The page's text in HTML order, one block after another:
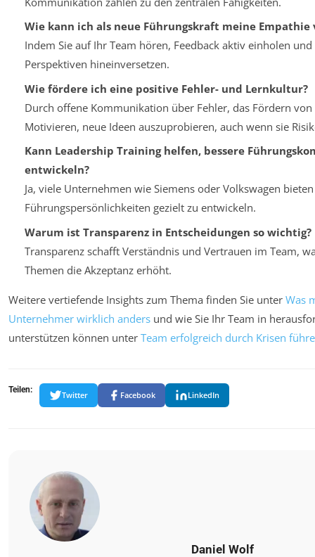
Wie kann ich als neue Führungskraft meine Empathie
Indem Sie auf Ihr Team hören, Feedback aktiv einholen
Perspektiven hineinversetzen.
Wie fördere ich eine positive Fehler- und Lernkultur?
Durch offene Kommunikation über Fehler, das Fördern
Motivieren, neue Ideen auszuprobieren, auch wenn sie
Kann Leadership Training helfen, bessere
entwickeln?
Ja, viele Unternehmen wie Siemens oder Volkswagen
Führungspersönlichkeiten gezielt zu entwickeln.
Warum ist Transparenz in Entscheidungen so wichtig?
Transparenz schafft Verständnis und Vertrauen im Team,
Themen die Akzeptanz erhöht.
Weitere vertiefende Insights zum Thema finden Sie unter Was
Unternehmer wirklich anders und wie Sie Ihr Team in
unterstützen können unter Team erfolgreich durch Krisen
Teilen:
Twitter Facebook LinkedIn
Daniel Wolf